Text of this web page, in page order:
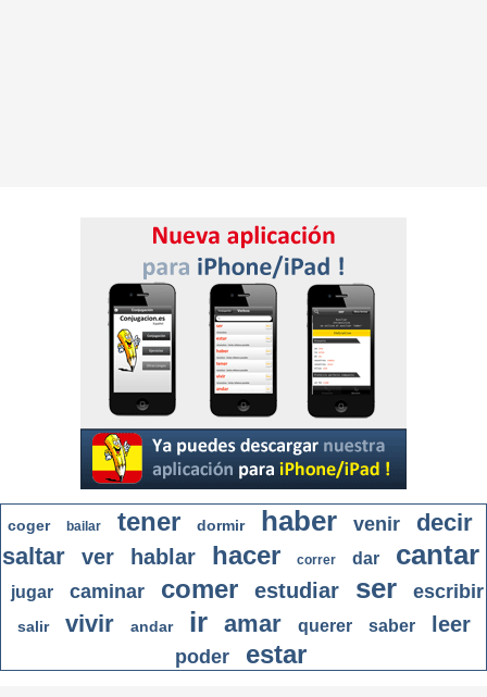
coger bailar tener dormir haber venir
decir
saltar
ver hablar hacer correr dar cantar
jugar caminar comer estudiar ser escribir
salir vivir andar ir amar querer saber leer
poder estar